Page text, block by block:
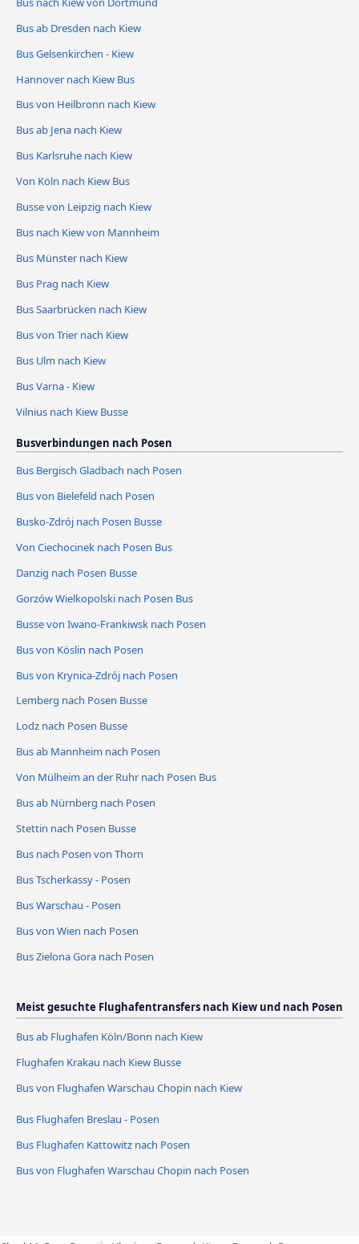
Bus ab Dresden nach Kiew
Bus Gelsenkirchen - Kiew
Hannover nach Kiew Bus
Bus von Heilbronn nach Kiew
Bus ab Jena nach Kiew
Bus Karlsruhe nach Kiew
Von Köln nach Kiew Bus
Busse von Leipzig nach Kiew
Bus nach Kiew von Mannheim
Bus Münster nach Kiew
Bus Prag nach Kiew
Bus Saarbrücken nach Kiew
Bus von Trier nach Kiew
Bus Ulm nach Kiew
Bus Varna - Kiew
Vilnius nach Kiew Busse
Busverbindungen nach Posen
Bus Bergisch Gladbach nach Posen
Bus von Bielefeld nach Posen
Busko-Zdrój nach Posen Busse
Von Ciechocinek nach Posen Bus
Danzig nach Posen Busse
Gorzów Wielkopolski nach Posen Bus
Busse von Iwano-Frankiwsk nach Posen
Bus von Köslin nach Posen
Bus von Krynica-Zdrój nach Posen
Lemberg nach Posen Busse
Lodz nach Posen Busse
Bus ab Mannheim nach Posen
Von Mülheim an der Ruhr nach Posen Bus
Bus ab Nürnberg nach Posen
Stettin nach Posen Busse
Bus nach Posen von Thorn
Bus Tscherkassy - Posen
Bus Warschau - Posen
Bus von Wien nach Posen
Bus Zielona Gora nach Posen
Meist gesuchte Flughafentransfers nach Kiew und nach Posen
Bus ab Flughafen Köln/Bonn nach Kiew
Flughafen Krakau nach Kiew Busse
Bus von Flughafen Warschau Chopin nach Kiew
Bus Flughafen Breslau - Posen
Bus Flughafen Kattowitz nach Posen
Bus von Flughafen Warschau Chopin nach Posen